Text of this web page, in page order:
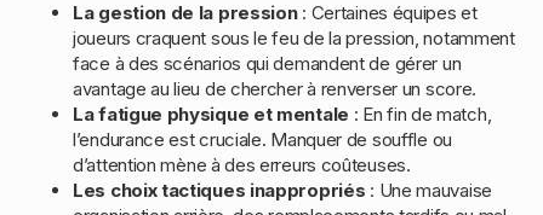
La gestion de la pression: Certaines équipes et
joueurs craquent sous le feu de la pression, notamment
face à des scénarios qui demandent de gérer un
avantage au lieu de chercher à renverser un score.
La fatigue physique et mentale : En fin de match,
l’endurance est cruciale. Manquer de souffle ou
d’attention mène à des erreurs coûteuses.
Les choix tactiques inappropriés : Une mauvaise